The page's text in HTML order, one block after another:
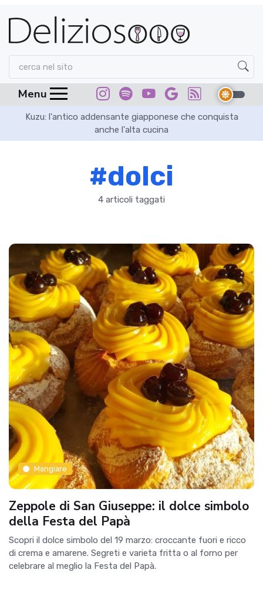
Menu
Kuzu: l'antico addensante giapponese che conquista
anche l'alta cucina
#dolci
4 articoli taggati
Mangiare
Zeppole di San Giuseppe: il dolce simbolo
della Festa del Papà
Scopri il dolce simbolo del 19 marzo: croccante fuori e ricco
di crema e amarene. Segreti e varieta fritta o al forno per
celebrare al meglio la Festa del Papà.